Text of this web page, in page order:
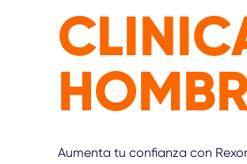
Aumenta tu confianza con